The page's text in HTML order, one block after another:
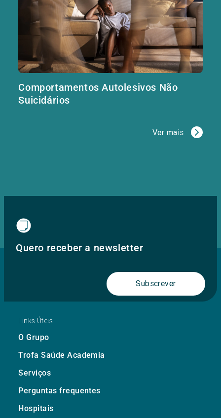
Comportamentos Autolesivos Não
Suicidários
Ver mais
Quero receber a newsletter
Subscrever
Links Úteis
O Grupo
Trofa Saúde Academia
Serviços
Perguntas frequentes
Hospitais